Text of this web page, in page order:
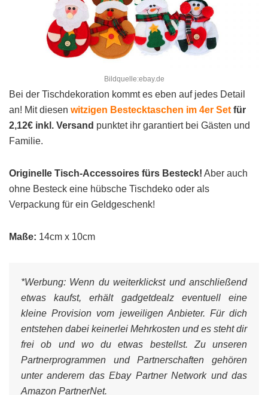
Bildquelle:ebay.de
Bei der Tischdekoration kommt es eben auf jedes Detail
an! Mit diesen witzigen Bestecktaschen im 4er Set für
2,12€ inkl. Versand punktet ihr garantiert bei Gästen und
Familie.
Originelle Tisch-Accessoires fürs Besteck! Aber auch
ohne Besteck eine hübsche Tischdeko oder als
Verpackung für ein Geldgeschenk!
Maße: 14cm x 10cm
*Werbung: Wenn du weiterklickst und anschließend
etwas kaufst, erhält gadgetdealz eventuell eine
kleine Provision vom jeweiligen Anbieter. Für dich
entstehen dabei keinerlei Mehrkosten und es steht dir
frei ob und wo du etwas bestellst. Zu unseren
Partnerprogrammen und Partnerschaften gehören
unter anderem das Ebay Partner Network und das
Amazon PartnerNet.